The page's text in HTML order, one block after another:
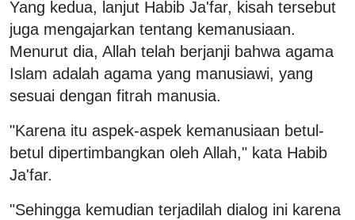
Yang kedua, lanjut Habib Ja'far, kisah tersebut
juga mengajarkan tentang kemanusiaan.
Menurut dia, Allah telah berjanji bahwa agama
Islam adalah agama yang manusiawi, yang
sesuai dengan fitrah manusia.
"Karena itu aspek-aspek kemanusiaan betul-
betul dipertimbangkan oleh Allah," kata Habib
Ja'far.
"Sehingga kemudian terjadilah dialog ini karena